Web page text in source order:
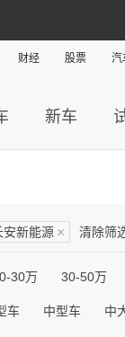
财经 股票 汽
新车
安新能源 × 清除筛
30万 30-50万
车 中型车 中